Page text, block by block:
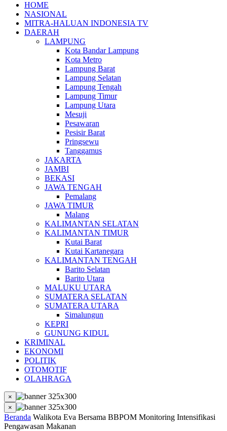
HOME
NASIONAL
MITRA-HALUAN INDONESIA TV
DAERAH
LAMPUNG
Kota Bandar Lampung
Kota Metro
Lampung Barat
Lampung Selatan
Lampung Tengah
Lampung Timur
Lampung Utara
Mesuji
Pesawaran
Pesisir Barat
Pringsewu
Tanggamus
JAKARTA
JAMBI
BEKASI
JAWA TENGAH
Pemalang
JAWA TIMUR
Malang
KALIMANTAN SELATAN
KALIMANTAN TIMUR
Kutai Barat
Kutai Kartanegara
KALIMANTAN TENGAH
Barito Selatan
Barito Utara
MALUKU UTARA
SUMATERA SELATAN
SUMATERA UTARA
Simalungun
KEPRI
GUNUNG KIDUL
KRIMINAL
EKONOMI
POLITIK
OTOMOTIF
OLAHRAGA
×
×
Beranda Walikota Eva Bersama BBPOM Monitoring Intensifikasi
Pengawasan Makanan